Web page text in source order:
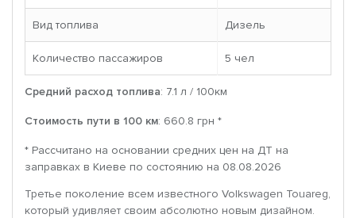
Вид топлива Дизель
Количество пассажиров 5 чел
Средний расход топлива: 7.1 л / 100км
Стоимость пути в 100 км: 660.8 грн *
* Рассчитано на основании средних цен на ДТ на
заправках в Киеве по состоянию на 08.08.2026
Третье поколение всем известного Volkswagen Touareg,
который удивляет своим абсолютно новым дизайном.